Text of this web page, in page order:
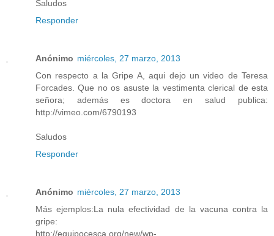
Saludos
Responder
Anónimo miércoles, 27 marzo, 2013
Con respecto a la Gripe A, aqui dejo un video de Teresa
Forcades. Que no os asuste la vestimenta clerical de esta
señora; además es doctora en salud publica:
http://vimeo.com/6790193
Saludos
Responder
Anónimo miércoles, 27 marzo, 2013
Más ejemplos:La nula efectividad de la vacuna contra la
gripe:
http://equipocesca.org/new/wp-